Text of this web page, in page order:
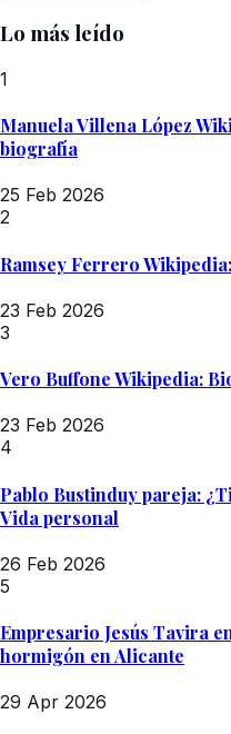
Lo más leído
1
Manuela Villena López
biografía
25 Feb 2026
2
Ramsey Ferrero
23 Feb 2026
3
Vero Buffone Wikipedia:
23 Feb 2026
4
Pablo Bustinduy pareja:
Vida personal
26 Feb 2026
5
Empresario Jesús Tavira
hormigón en Alicante
29 Apr 2026